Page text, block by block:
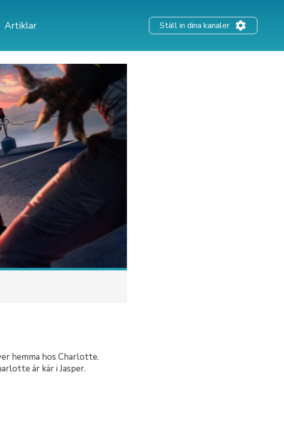
Artiklar Ställ in dina kanaler
hemma hos Charlotte.
är kär i Jasper.